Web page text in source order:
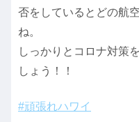
否をしているとどの航
ね。
しっかりとコロナ対策
しょう！！
#頑張れハワイ